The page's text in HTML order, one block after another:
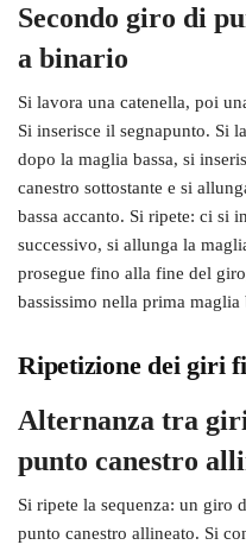
Secondo giro di
a binario
Si lavora una catenella, poi
Si inserisce il segnapunto. Si
dopo la maglia bassa, si
canestro sottostante e si
bassa accanto. Si ripete: ci si
successivo, si allunga la
prosegue fino alla fine del
bassissimo nella prima maglia
Ripetizione dei giri
Alternanza tra
punto canestro
Si ripete la sequenza: un giro
punto canestro allineato. Si